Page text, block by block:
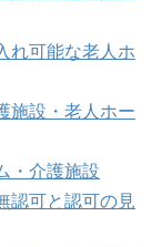
れ可能な老人ホ
施設・老人ホー
・介護施設
可と認可の見